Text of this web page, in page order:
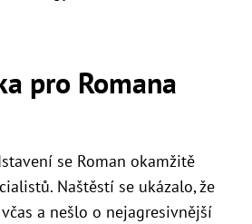
pro Romana
se Roman okamžitě
Naštěstí se ukázalo, že
a nešlo o nejagresivnější